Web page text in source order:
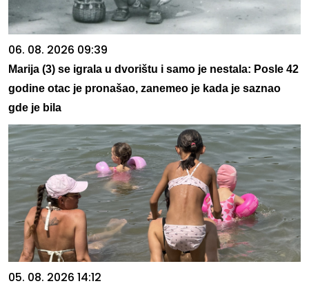
06. 08. 2026 09:39
Marija (3) se igrala u dvorištu i samo je nestala: Posle 42
godine otac je pronašao, zanemeo je kada je saznao
gde je bila
05. 08. 2026 14:12